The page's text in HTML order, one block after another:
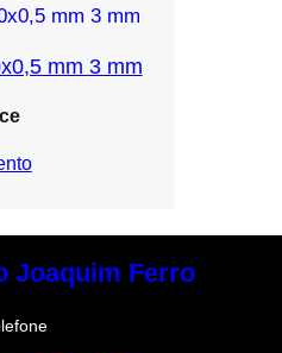
mm 3 mm
Joaquim Ferro